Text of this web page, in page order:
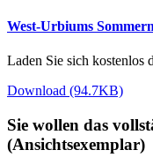
West-Urbiums
Laden Sie sich kostenlos
Download (94.7KB)
Sie wollen das
(Ansichtsexemplar)